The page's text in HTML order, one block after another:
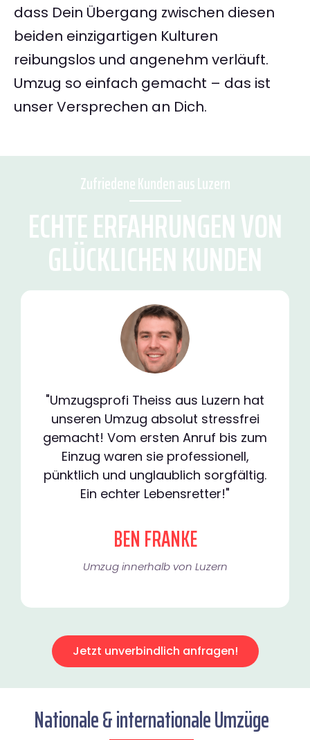
dass Dein Übergang zwischen diesen
beiden einzigartigen Kulturen
reibungslos und angenehm verläuft.
Umzug so einfach gemacht – das ist
unser Versprechen an Dich.
Zufriedene Kunden aus Luzern
ECHTE ERFAHRUNGEN VON
GLÜCKLICHEN KUNDEN
"Umzugsprofi Theiss aus Luzern hat
unseren Umzug absolut stressfrei
gemacht! Vom ersten Anruf bis zum
Einzug waren sie professionell,
pünktlich und unglaublich sorgfältig.
Ein echter Lebensretter!"
BEN FRANKE
Umzug innerhalb von Luzern​
Jetzt unverbindlich anfragen!
Nationale & internationale Umzüge